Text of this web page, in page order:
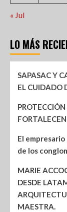
« Jul
LO MÁS
SAPASAC Y
EL CUIDADO
El
de los
MARIE
DESDE
MAESTRA.